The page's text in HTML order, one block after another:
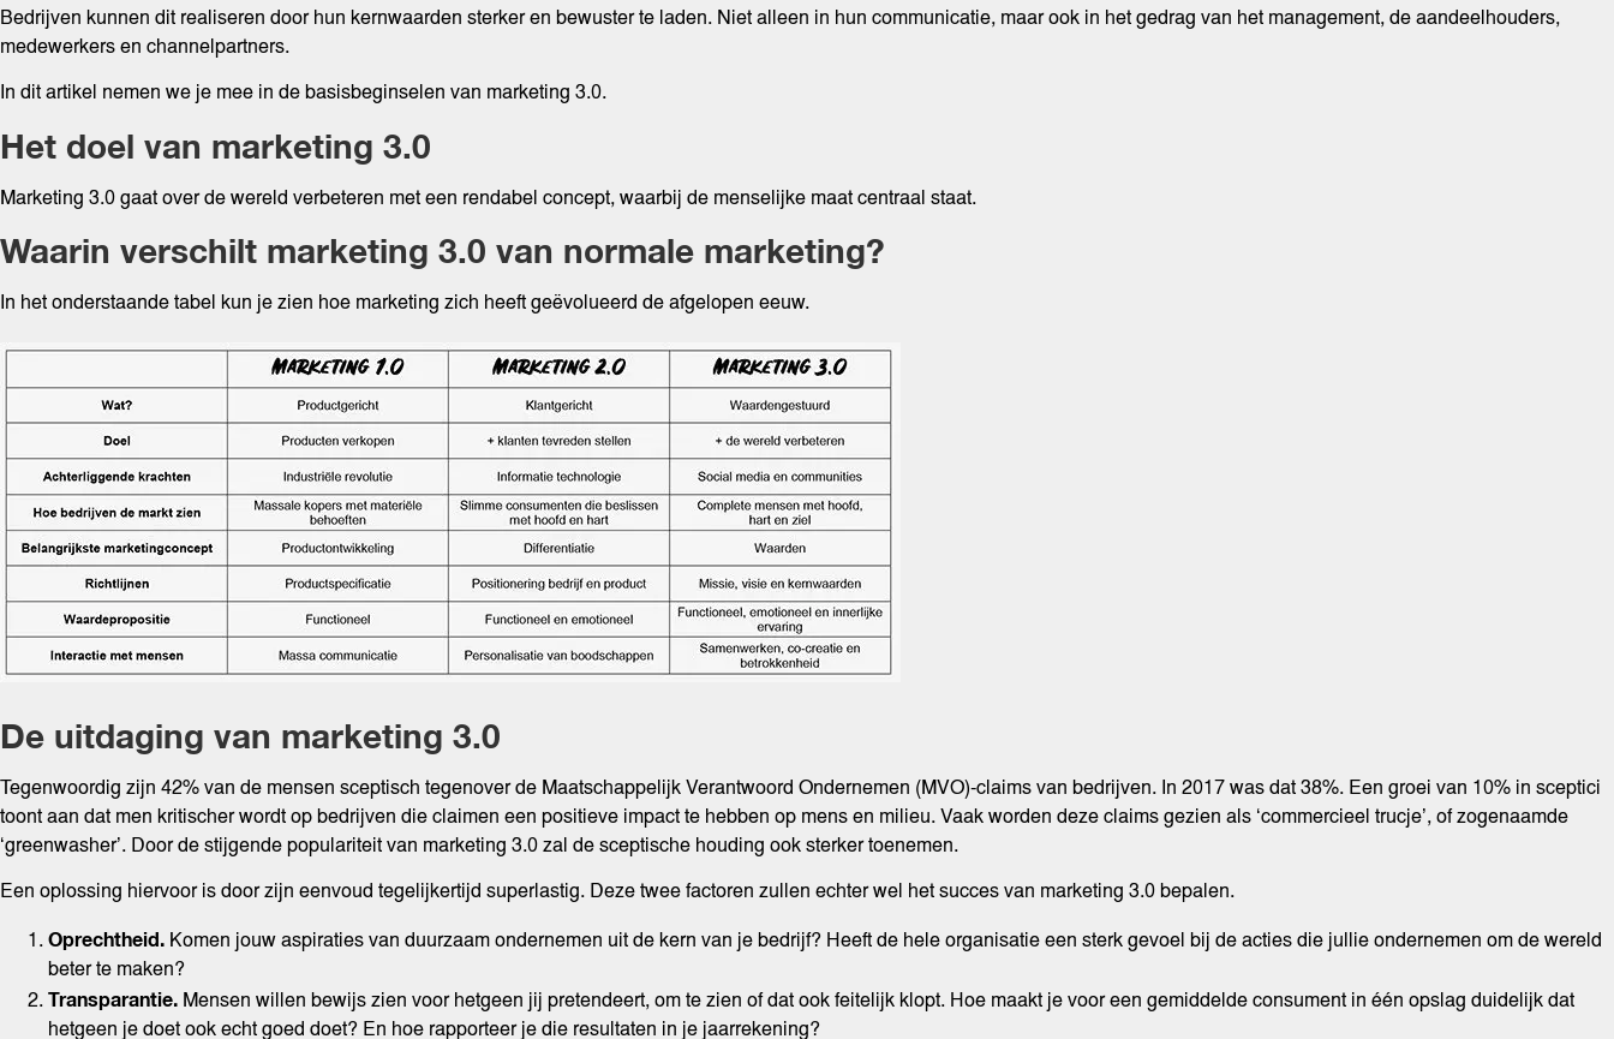
Bedrijven kunnen dit realiseren door hun kernwaarden sterker en bewuster te laden. Niet alleen in hun communicatie, maar ook in het gedrag van het management, de aandeelhouders,
medewerkers en channelpartners.
In dit artikel nemen we je mee in de basisbeginselen van marketing 3.0.
Het doel van marketing 3.0
Marketing 3.0 gaat over de wereld verbeteren met een rendabel concept, waarbij de menselijke maat centraal staat.
Waarin verschilt marketing 3.0 van normale marketing?
In het onderstaande tabel kun je zien hoe marketing zich heeft geëvolueerd de afgelopen eeuw.
De uitdaging van marketing 3.0
Tegenwoordig zijn 42% van de mensen sceptisch tegenover de Maatschappelijk Verantwoord Ondernemen (MVO)-claims van bedrijven. In 2017 was dat 38%. Een groei van 10% in sceptici
toont aan dat men kritischer wordt op bedrijven die claimen een positieve impact te hebben op mens en milieu. Vaak worden deze claims gezien als ‘commercieel trucje’, of zogenaamde
‘greenwasher’. Door de stijgende populariteit van marketing 3.0 zal de sceptische houding ook sterker toenemen.
Een oplossing hiervoor is door zijn eenvoud tegelijkertijd superlastig. Deze twee factoren zullen echter wel het succes van marketing 3.0 bepalen.
Oprechtheid. Komen jouw aspiraties van duurzaam ondernemen uit de kern van je bedrijf? Heeft de hele organisatie een sterk gevoel bij de acties die jullie ondernemen om de wereld
beter te maken?
Transparantie. Mensen willen bewijs zien voor hetgeen jij pretendeert, om te zien of dat ook feitelijk klopt. Hoe maakt je voor een gemiddelde consument in één opslag duidelijk dat
hetgeen je doet ook echt goed doet? En hoe rapporteer je die resultaten in je jaarrekening?